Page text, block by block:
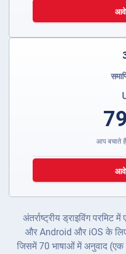
आप बचाते हैं
अंतर्राष्ट्रीय ड्राइविंग परमिट
और Android और iOS के लिए
जिसमें 70 भाषाओं में अनुवाद (एक